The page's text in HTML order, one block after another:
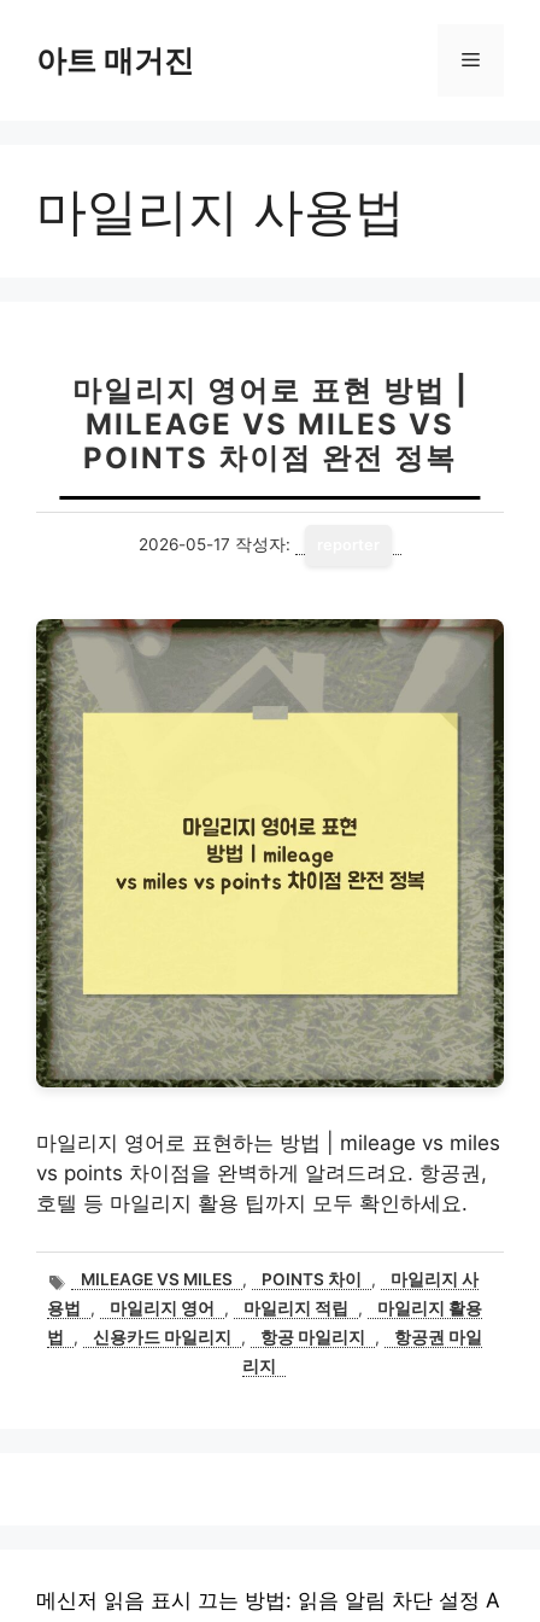
아트 매거진 메
마일리지 사용법
마일리지 영어로 표현 방법 |
MILEAGE VS MILES VS
POINTS 차이점 완전 정복
2026-05-17 작성자:
마일리지 영어로 표현하는 방법 | mileage vs miles
vs points 차이점을 완벽하게 알려드려요. 항공권,
호텔 등 마일리지 활용 팁까지 모두 확인하세요.
태
그
MILEAGE VS MILES , POINTS 차이 ,
마일리지 사
용법
, 마일리지 영어 , 마일리지 적립 ,
마일리지 활용
법
, 신용카드 마일리지 , 항공 마일리지 ,
항공권 마일
리지
메신저 읽음 표시 끄는 방법: 읽음 알림 차단 설정 A